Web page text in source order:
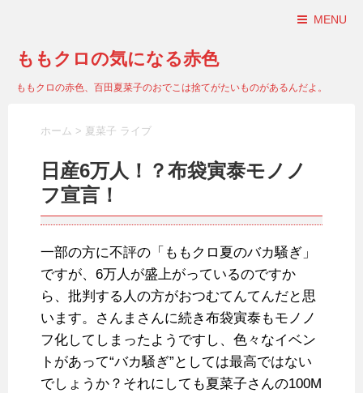
MENU
ももクロの気になる赤色
ももクロの赤色、百田夏菜子のおでこは捨てがたいものがあるんだよ。
ホーム > 夏菜子 ライブ
日産6万人！？布袋寅泰モノノ
フ宣言！
一部の方に不評の「ももクロ夏のバカ騒ぎ」
ですが、6万人が盛上がっているのですか
ら、批判する人の方がおつむてんてんだと思
います。さんまさんに続き布袋寅泰もモノノ
フ化してしまったようですし、色々なイベン
トがあって“バカ騒ぎ”としては最高ではない
でしょうか？それにしても夏菜子さんの100M